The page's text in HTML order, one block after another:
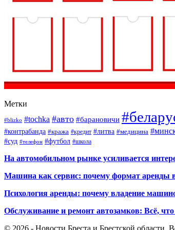
Метки
#blizko #tochka #авто #барановичи
#контрабанда #кража #кредит #литва #медицина
#суд #телефон #футбол #школа
На автомобильном рынке усиливается
Машина как сервис: почему формат аренды
Психология аренды: почему владение
Обслуживание и ремонт автозамков: Всё,